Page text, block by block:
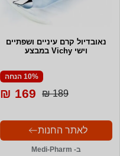
נאובדיול קרם עיניים ושפתיים
וישי Vichy במבצע
10% הנחה
189 ₪
169 ₪
לאתר החנות
ב- Medi-Pharm